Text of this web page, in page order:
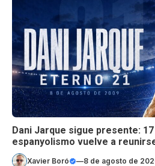
Dani Jarque sigue presente:
espanyolismo vuelve a
Xavier Boró —8 de agosto de